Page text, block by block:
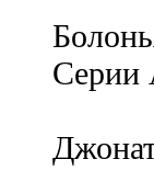
Серии